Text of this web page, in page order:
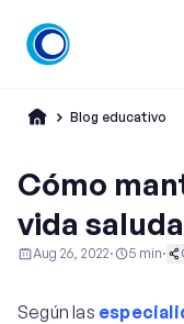
Blog educativo
Cómo
vida
Aug 26, 2022· 5 min·
Ginecología y
Según las